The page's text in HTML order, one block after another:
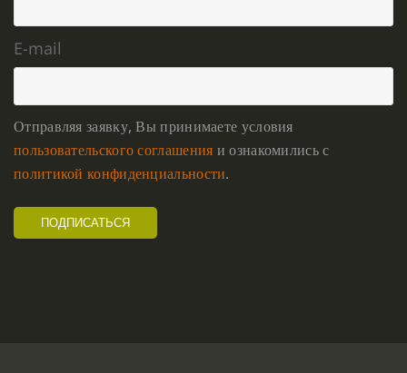
E-mail
Отправляя заявку, Вы принимаете условия
пользовательского соглашения и ознакомились с
политикой конфиденциальности.